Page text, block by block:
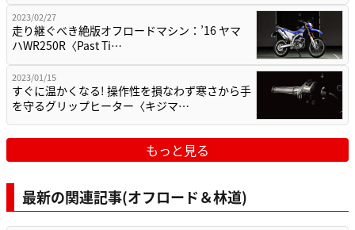
2023/02/27
走り継ぐべき絶版オフロードマシン：’16 ヤマ
ハWR250R〈Past Ti…
2023/01/15
すぐに温かくなる! 操作性を損なわず寒さから手
を守るグリップヒーター〈キジマ…
もっと見る
最新の関連記事(オフロード＆林道)